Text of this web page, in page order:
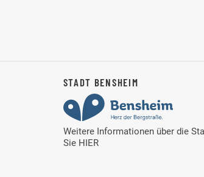
STADT BENSHEIM
Weitere Informationen über die
Sie HIER